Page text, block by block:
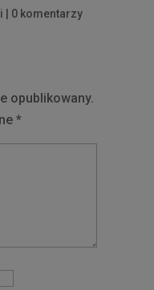
| 0 komentarzy
opublikowany.
*